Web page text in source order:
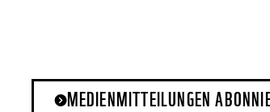
MEDIENMITTEILUNGEN